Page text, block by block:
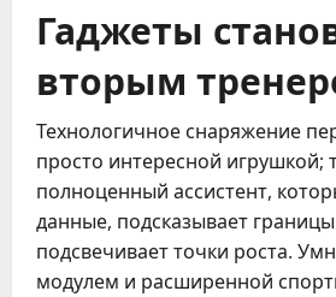
Гаджеты
вторым
Технологичное снаряжение
просто интересной игрушкой;
полноценный ассистент,
данные, подсказывает
подсвечивает точки роста.
модулем и расширенной